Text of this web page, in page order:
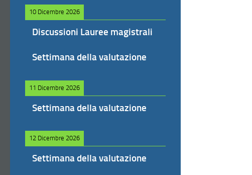
10 Dicembre 2026
Discussioni Lauree magistrali
Settimana della valutazione
11 Dicembre 2026
Settimana della valutazione
12 Dicembre 2026
Settimana della valutazione